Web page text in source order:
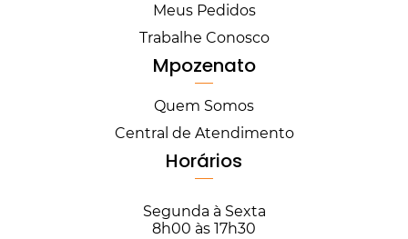
Meus Pedidos
Trabalhe Conosco
Mpozenato
Quem Somos
Central de Atendimento
Horários
Segunda à Sexta
8h00 às 17h30